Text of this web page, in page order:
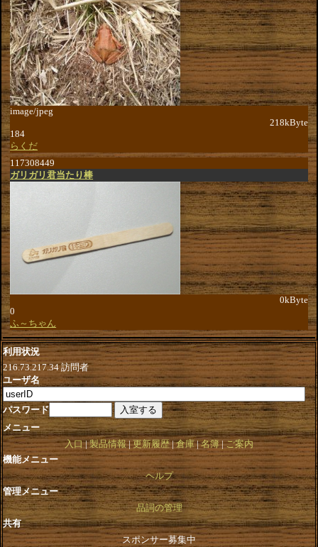
image/jpeg
218kByte
184
らくだ
117308449
ガリガリ君当たり棒
0kByte
0
ふ～ちゃん
利用状況
216.73.217.34訪問者
ユーザ名
パスワード
メニュー
入口 製品情報 更新履歴 倉庫 名簿 ご案内
機能メニュー
ヘルプ
管理メニュー
品詞の管理
共有
スポンサー募集中